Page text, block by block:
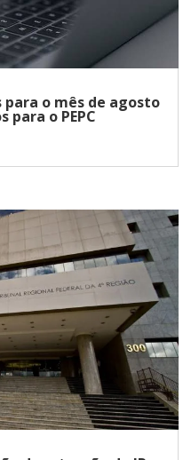
para o mês de agosto
para o PEPC